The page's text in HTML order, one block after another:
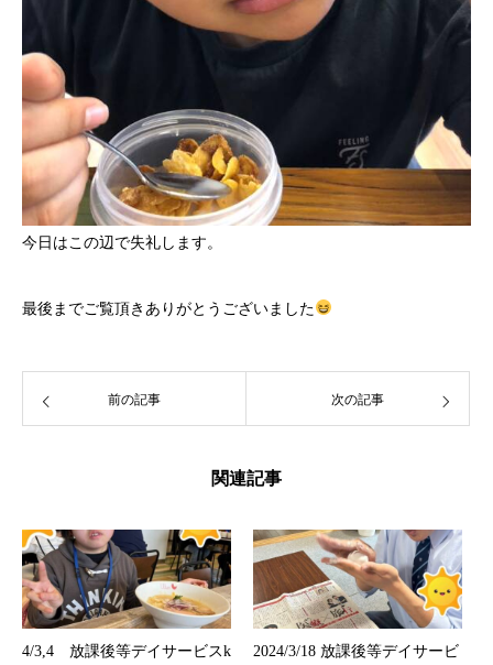
今日はこの辺で失礼します。
最後までご覧頂きありがとうございました
前の記事 次の記事
関連記事
4/3,4 放課後等デイサービスk
2024/3/18 放課後等デイサービ